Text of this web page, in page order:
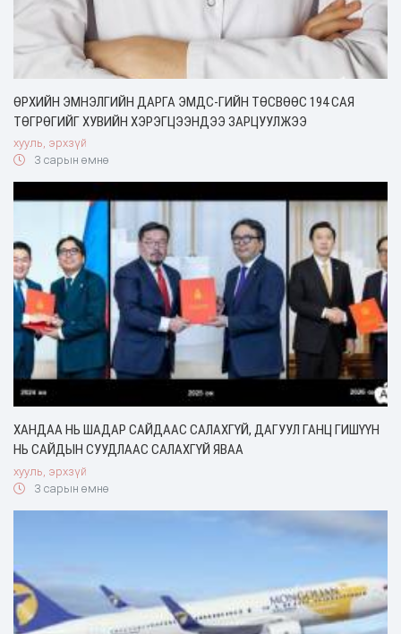
ӨРХИЙН ЭМНЭЛГИЙН ДАРГА ЭМДС-ГИЙН ТӨСВӨӨС 194 САЯ
ТӨГРӨГИЙГ ХУВИЙН ХЭРЭГЦЭЭНДЭЭ ЗАРЦУУЛЖЭЭ
хууль, эрхзүй
3 сарын өмнө
ХАНДАА НЬ ШАДАР САЙДААС САЛАХГҮЙ, ДАГУУЛ ГАНЦ ГИШҮҮН
НЬ САЙДЫН СУУДЛААС САЛАХГҮЙ ЯВАА
хууль, эрхзүй
3 сарын өмнө